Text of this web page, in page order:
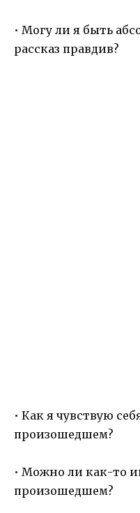
• Могу ли я быть
рассказ правдив?
• Как я чувствую
произошедшем?
• Можно ли как-то
произошедшем?